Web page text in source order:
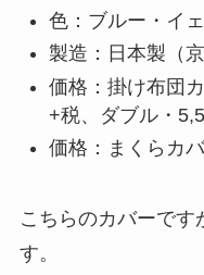
色：ブルー・イ
製造：日本製（京
価格：掛け布団
+税、ダブル・
価格：まくらカ
こちらのカバーで
す。